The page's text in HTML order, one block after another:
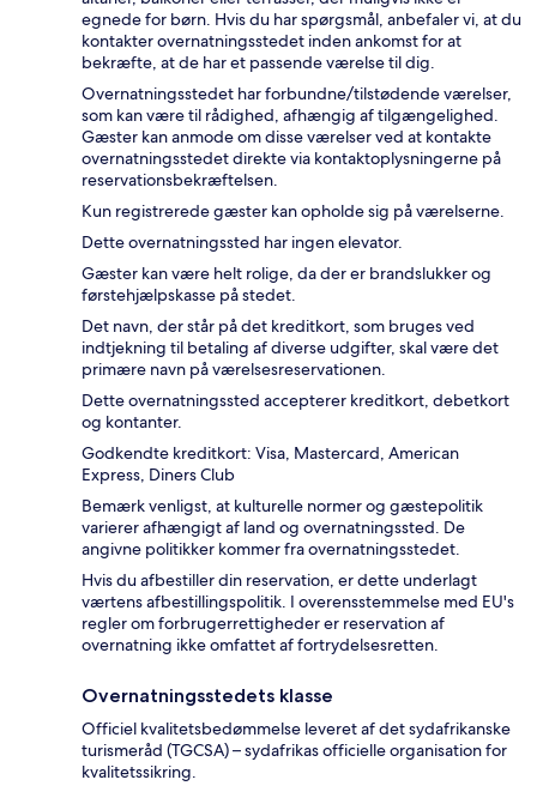
egnede for børn. Hvis du har spørgsmål, anbefaler vi, at du
kontakter overnatningsstedet inden ankomst for at
bekræfte, at de har et passende værelse til dig.
Overnatningsstedet har forbundne/tilstødende værelser,
som kan være til rådighed, afhængig af tilgængelighed.
Gæster kan anmode om disse værelser ved at kontakte
overnatningsstedet direkte via kontaktoplysningerne på
reservationsbekræftelsen.
Kun registrerede gæster kan opholde sig på værelserne.
Dette overnatningssted har ingen elevator.
Gæster kan være helt rolige, da der er brandslukker og
førstehjælpskasse på stedet.
Det navn, der står på det kreditkort, som bruges ved
indtjekning til betaling af diverse udgifter, skal være det
primære navn på værelsesreservationen.
Dette overnatningssted accepterer kreditkort, debetkort
og kontanter.
Godkendte kreditkort: Visa, Mastercard, American
Express, Diners Club
Bemærk venligst, at kulturelle normer og gæstepolitik
varierer afhængigt af land og overnatningssted. De
angivne politikker kommer fra overnatningsstedet.
Hvis du afbestiller din reservation, er dette underlagt
værtens afbestillingspolitik. I overensstemmelse med EU's
regler om forbrugerrettigheder er reservation af
overnatning ikke omfattet af fortrydelsesretten.
Overnatningsstedets klasse
Officiel kvalitetsbedømmelse leveret af det sydafrikanske
turismeråd (TGCSA) – sydafrikas officielle organisation for
kvalitetssikring.